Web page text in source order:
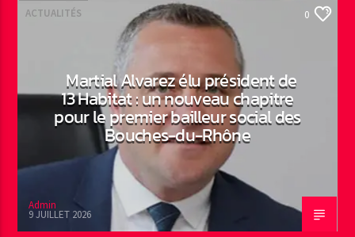
ACTUALITÉS 0
Martial Alvarez élu président de
13 Habitat : un nouveau chapitre
pour le premier bailleur social des
Bouches-du-Rhône
Admin
9 JUILLET 2026